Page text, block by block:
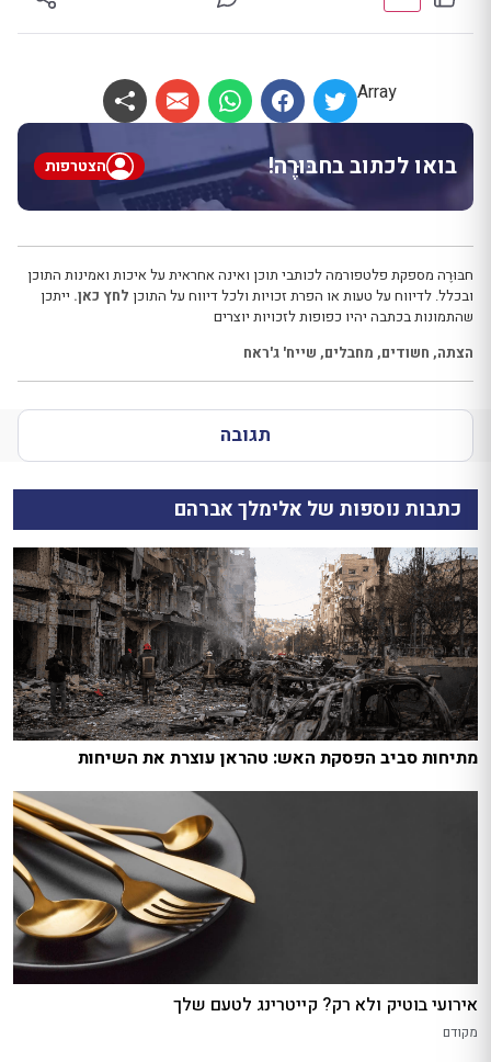
Array
בואו לכתוב בחבּוּרֶה! הצטרפות
חבּוּרֶה מספקת פלטפורמה לכותבי תוכן ואינה אחראית על איכות ואמינות התוכן
ובכלל. לדיווח על טעות או הפרת זכויות ולכל דיווח על התוכן לחץ כאן. ייתכן
שהתמונות בכתבה יהיו כפופות לזכויות יוצרים
הצתה, חשודים, מחבלים, שייח' ג'ראח
תגובה
כתבות נוספות של אלימלך אברהם
מתיחות סביב הפסקת האש: טהראן עוצרת את השיחות
אירועי בוטיק ולא רק? קייטרינג לטעם שלך
מקודם